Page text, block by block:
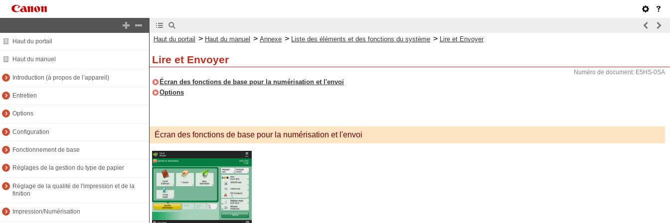
Haut du portail
Haut du manuel
Introduction (à propos de l’appareil)
Entretien
Options
Configuration
Fonctionnement de base
Réglages de la gestion du type de papier
Réglage de la qualité de l'impression et de la
finition
Impression/Numérisation
Haut du portail > Haut du manuel > Annexe > Liste des éléments et des fonctions du système > Lire et Envoyer
Lire et Envoyer
Numéro de document: E5HS-0SA
Écran des fonctions de base pour la numérisation et l'envoi
Options
Écran des fonctions de base pour la numérisation et l'envoi